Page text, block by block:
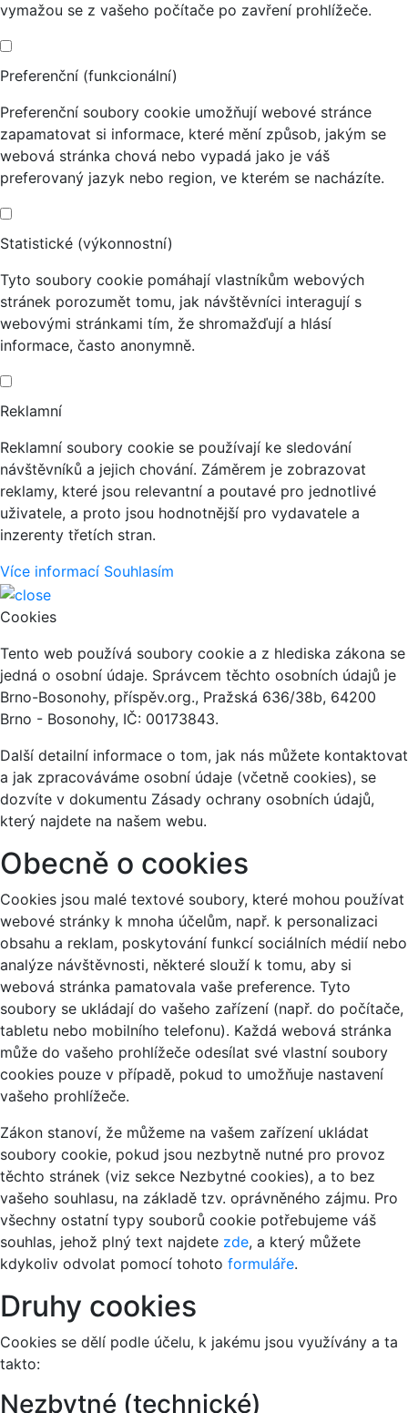
vymažou se z vašeho počítače po zavření prohlížeče.
Preferenční (funkcionální)
Preferenční soubory cookie umožňují webové stránce
zapamatovat si informace, které mění způsob, jakým se
webová stránka chová nebo vypadá jako je váš
preferovaný jazyk nebo region, ve kterém se nacházíte.
Statistické (výkonnostní)
Tyto soubory cookie pomáhají vlastníkům webových
stránek porozumět tomu, jak návštěvníci interagují s
webovými stránkami tím, že shromažďují a hlásí
informace, často anonymně.
Reklamní
Reklamní soubory cookie se používají ke sledování
návštěvníků a jejich chování. Záměrem je zobrazovat
reklamy, které jsou relevantní a poutavé pro jednotlivé
uživatele, a proto jsou hodnotnější pro vydavatele a
inzerenty třetích stran.
Více informací Souhlasím
Cookies
Tento web používá soubory cookie a z hlediska zákona se
jedná o osobní údaje. Správcem těchto osobních údajů je
Brno-Bosonohy, příspěv.org., Pražská 636/38b, 64200
Brno - Bosonohy, IČ: 00173843.
Další detailní informace o tom, jak nás můžete kontaktovat
a jak zpracováváme osobní údaje (včetně cookies), se
dozvíte v dokumentu Zásady ochrany osobních údajů,
který najdete na našem webu.
Obecně o cookies
Cookies jsou malé textové soubory, které mohou používat
webové stránky k mnoha účelům, např. k personalizaci
obsahu a reklam, poskytování funkcí sociálních médií nebo
analýze návštěvnosti, některé slouží k tomu, aby si
webová stránka pamatovala vaše preference. Tyto
soubory se ukládají do vašeho zařízení (např. do počítače,
tabletu nebo mobilního telefonu). Každá webová stránka
může do vašeho prohlížeče odesílat své vlastní soubory
cookies pouze v případě, pokud to umožňuje nastavení
vašeho prohlížeče.
Zákon stanoví, že můžeme na vašem zařízení ukládat
soubory cookie, pokud jsou nezbytně nutné pro provoz
těchto stránek (viz sekce Nezbytné cookies), a to bez
vašeho souhlasu, na základě tzv. oprávněného zájmu. Pro
všechny ostatní typy souborů cookie potřebujeme váš
souhlas, jehož plný text najdete zde, a který můžete
kdykoliv odvolat pomocí tohoto formuláře.
Druhy cookies
Cookies se dělí podle účelu, k jakému jsou využívány a ta
takto:
Nezbytné (technické)